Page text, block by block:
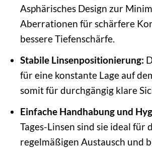
Asphärisches Design zur
Aberrationen für schärfere
bessere Tiefenschärfe.
Stabile Linsenpositionierung:
für eine konstante Lage auf
somit für durchgängig klare
Einfache Handhabung und
Tages-Linsen sind sie ideal für
regelmäßigen Austausch und